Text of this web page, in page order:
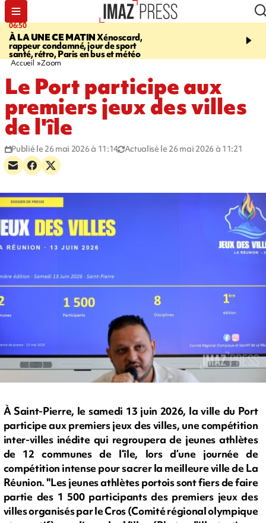
06:50
À LA UNE CE MATINXénoscard,
rappeur condamné, jour de sport
santé, rétro, Paris en bus et météo
08:53
Jour de
2026 - bouger,
Accueil Zoom
Le Port participe aux
premiers jeux des villes
de l'île
Publié le 26 mai 2026 à 11:14 Actualisé le 26 mai 2026 à 11:21
À Saint-Pierre, le samedi 13 juin 2026, la ville du Port
participe aux premiers jeux des villes, une compétition
inter-villes inédite qui regroupera de jeunes athlètes
de 12 communes de l’île, lors d’une journée de
compétition intense pour sacrer la meilleure ville de La
Réunion. "Les jeunes athlètes portois sont fiers de faire
partie des 1 500 participants des premiers jeux des
villes organisés par le Cros (Comité régional olympique